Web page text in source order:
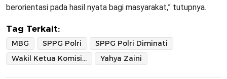
berorientasi pada hasil nyata bagi masyarakat,” tutupnya.
Tag Terkait:
MBG SPPG Polri
SPPG Polri Diminati
Wakil Ketua Komisi IX DPR RI
Yahya Zaini